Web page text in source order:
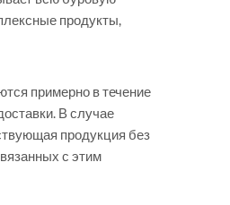
продукты,
примерно в течение
В случае
продукция без
с этим